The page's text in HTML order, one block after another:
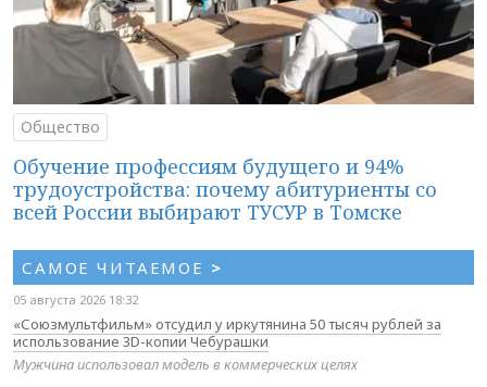
Общество
Обучение профессиям будущего и 94%
трудоустройства: почему абитуриенты со
всей России выбирают ТУСУР в Томске
САМОЕ ЧИТАЕМОЕ >
05 августа 2026 18:32
«Союзмультфильм» отсудил у иркутянина 50 тысяч рублей за
использование 3D-копии Чебурашки
Мужчина использовал модель в коммерческих целях